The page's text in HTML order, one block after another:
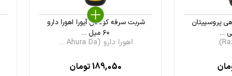
پروسپیتان
شربت سرفه کودکان آیورا اهورا دارو
۶۰ میل ...
اهورا دارو (Ahura Da ...
189,050تومان